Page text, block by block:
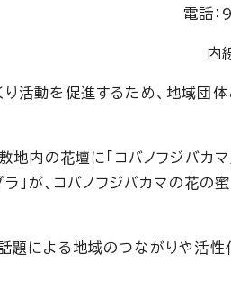
電話
内
活動を促進するため、地域団
内の花壇に「コバノフジバカマ
」が、コバノフジバカマの花の
題による地域のつながりや活性